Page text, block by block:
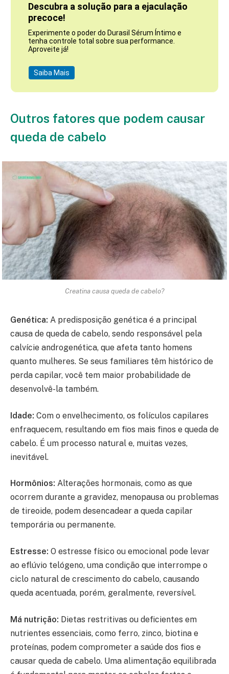
Descubra a solução para a ejaculação
precoce!
Experimente o poder do Durasil Sérum Íntimo e
tenha controle total sobre sua performance.
Aproveite já!
Saiba Mais
Outros fatores que podem causar
queda de cabelo
Creatina causa queda de cabelo?
Genética: A predisposição genética é a principal
causa de queda de cabelo, sendo responsável pela
calvície androgenética, que afeta tanto homens
quanto mulheres. Se seus familiares têm histórico de
perda capilar, você tem maior probabilidade de
desenvolvê-la também.
Idade: Com o envelhecimento, os folículos capilares
enfraquecem, resultando em fios mais finos e queda de
cabelo. É um processo natural e, muitas vezes,
inevitável.
Hormônios: Alterações hormonais, como as que
ocorrem durante a gravidez, menopausa ou problemas
de tireoide, podem desencadear a queda capilar
temporária ou permanente.
Estresse: O estresse físico ou emocional pode levar
ao eflúvio telógeno, uma condição que interrompe o
ciclo natural de crescimento do cabelo, causando
queda acentuada, porém, geralmente, reversível.
Má nutrição: Dietas restritivas ou deficientes em
nutrientes essenciais, como ferro, zinco, biotina e
proteínas, podem comprometer a saúde dos fios e
causar queda de cabelo. Uma alimentação equilibrada